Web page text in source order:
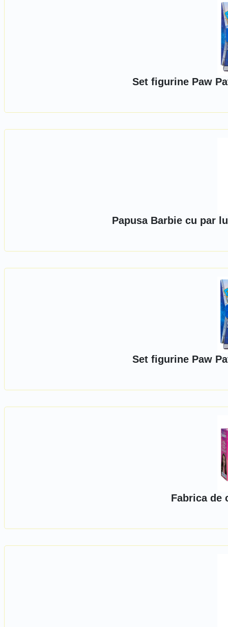
Set figurine Paw
Papusa Barbie cu par
Set figurine Paw
Fabrica de